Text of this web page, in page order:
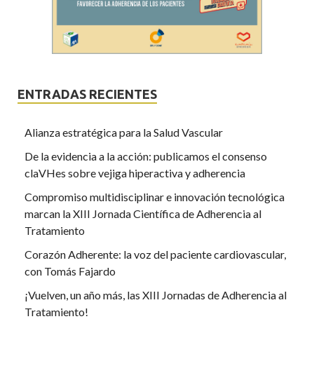
ENTRADAS RECIENTES
Alianza estratégica para la Salud Vascular
De la evidencia a la acción: publicamos el consenso
claVHes sobre vejiga hiperactiva y adherencia
Compromiso multidisciplinar e innovación tecnológica
marcan la XIII Jornada Científica de Adherencia al
Tratamiento
Corazón Adherente: la voz del paciente cardiovascular,
con Tomás Fajardo
¡Vuelven, un año más, las XIII Jornadas de Adherencia al
Tratamiento!